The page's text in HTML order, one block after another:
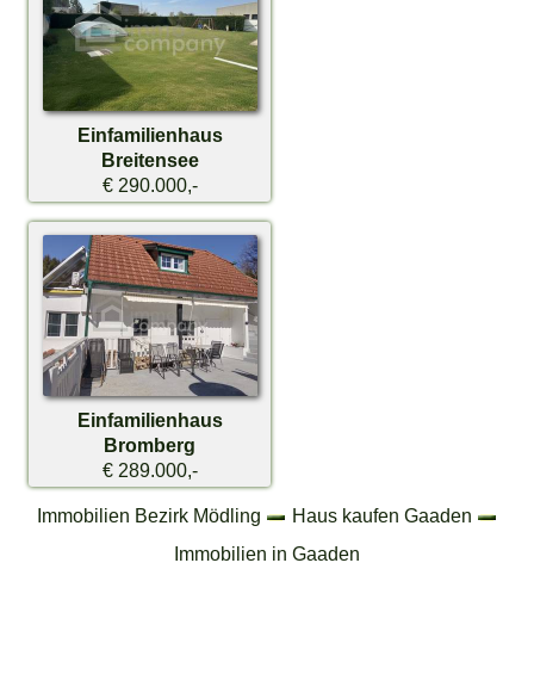
Einfamilienhaus
Breitensee
€ 290.000,-
Einfamilienhaus
Bromberg
€ 289.000,-
Immobilien Bezirk Mödling
Haus kaufen Gaaden
Immobilien in Gaaden